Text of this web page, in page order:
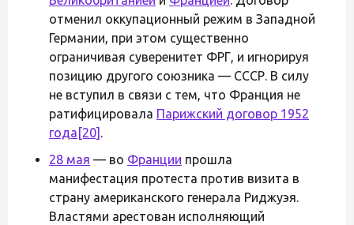
отменил оккупационный режим в Западной
Германии, при этом существенно
ограничивая суверенитет ФРГ, и игнорируя
позицию другого союзника — СССР. В силу
не вступил в связи с тем, что Франция не
ратифицировала Парижский договор 1952
года [20] .
28 мая — во Франции прошла
манифестация протеста против визита в
страну американского генерала Риджуэя.
Властями арестован исполняющий